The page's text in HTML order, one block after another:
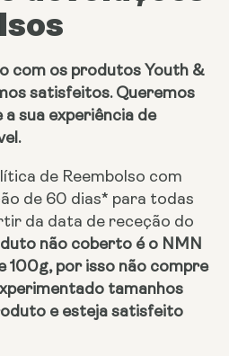
com os produtos Youth &
satisfeitos. Queremos
sua experiência de
de Reembolso com
de 60 dias* para todas
da data de receção do
não coberto é o NMN
100g, por isso não compre
tamanhos
e esteja satisfeito